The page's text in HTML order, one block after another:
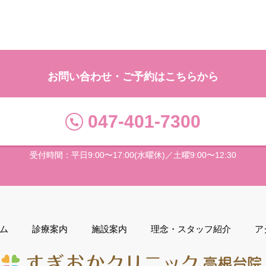
お問い合わせ・ご予約はこちらから
047-401-7300
受付時間：平日9:00〜17:00(水曜休)／土曜9:00〜12:30
診療案内 施設案内 理念・スタッフ紹介 ア